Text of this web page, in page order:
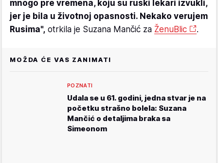
mnogo pre vremena, koju su ruski lekari izvukli,
jer je bila u životnoj opasnosti. Nekako verujem
Rusima", otrkila je Suzana Mančić za ŽenuBlic .
MOŽDA ĆE VAS ZANIMATI
POZNATI
Udala se u 61. godini, jedna stvar je na
početku strašno bolela: Suzana
Mančić o detaljima braka sa
Simeonom